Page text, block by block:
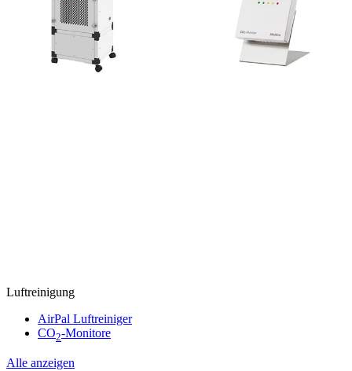
Luftreinigung
AirPal Luftreiniger
CO2-Monitore
Alle anzeigen